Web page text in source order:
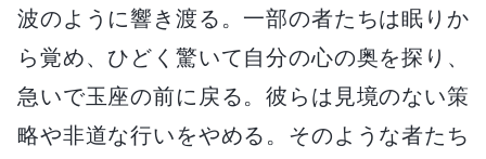
波のように響き渡る。一部の者たちは眠りか
ら覚め、ひどく驚いて自分の心の奥を探り、
急いで玉座の前に戻る。彼らは見境のない策
略や非道な行いをやめる。そのような者たち